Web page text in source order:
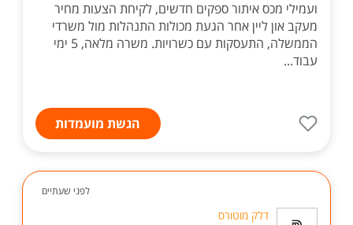
ועמילי מכס איתור ספקים חדשים, לקיחת הצעות מחיר
מעקב און ליין אחר הגעת מכולות התנהלות מול משרדי
הממשלה, התעסקות עם כשרויות. משרה מלאה, 5 ימי
עבוד...
הגשת מועמדות
לפני שעתיים
דלק מוטורס